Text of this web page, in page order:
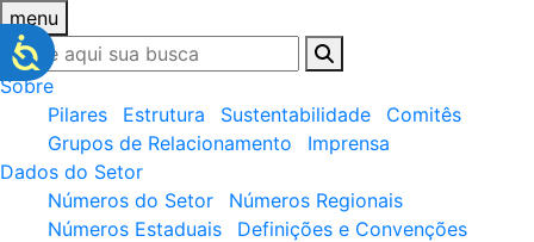
menu
Sobre
Pilares
Estrutura Sustentabilidade
Comitês
Grupos de Relacionamento
Imprensa
Dados do Setor
Números do Setor
Números Regionais
Números Estaduais
Definições e Convenções